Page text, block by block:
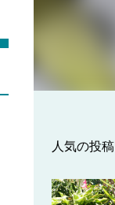
人気の投稿